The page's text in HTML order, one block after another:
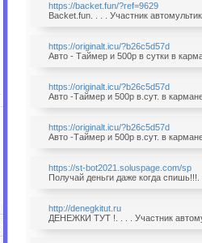
https://backet.fun/?ref=9629
Backet.fun. . . . Участник
https://originalt.icu/?b26c5d57d
Авто - Таймер и 500р в сутки в
https://originalt.icu/?b26c5d57d
Авто -Таймер и 500р в.сут. в
https://originalt.icu/?b26c5d57d
Авто -Таймер и 500р в.сут. в
https://st-bot2021.soluspage.com/sp
Получай деньги даже когда
http://denegkitut.ru
ДЕНЕЖКИ ТУТ !. . . . Участник